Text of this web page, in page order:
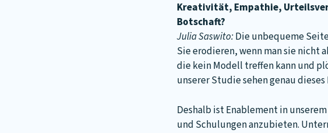
Kreativität, Empathie,
Botschaft?
Julia Saswito:Die unbequeme
Sie erodieren, wenn man sie nicht
die kein Modell treffen kann und
unserer Studie sehen genau dieses
Deshalb ist Enablement in
und Schulungen anzubieten.